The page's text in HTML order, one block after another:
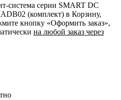
система серии SMART DC
(комплект) в Корзину,
кнопку «Оформить заказ»,
на любой заказ через